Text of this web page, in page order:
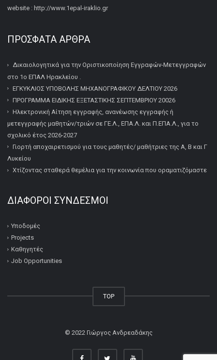
website : http://www.1epal-iraklio.gr
ΠΡΌΣΦΑΤΑ ΆΡΘΡΑ
Δικαιολογητικά για την Οριστικοποίηση Εγγραφών-Μετεγγραφών
στο 1ο ΕΠΑΛ Ηρακλείου .
ΕΓΚΥΚΛΙΟΣ ΥΠΟΒΟΛΗΣ ΜΗΧΑΝΟΓΡΑΦΙΚΟΥ ΔΕΛΤΙΟΥ 2026
ΠΡΟΓΡΑΜΜΑ ΕΙΔΙΚΗΣ ΕΞΕΤΑΣΤΙΚΗΣ ΣΕΠΤΕΜΒΡΙΟΥ 20026
Ηλεκτρονική Αίτηση εγγραφής, ανανέωσης εγγραφής ή
μετεγγραφής μαθητών/τριών σε ΓΕ.Λ., ΕΠΑ.Λ. και Π.ΕΠΑ.Λ., για το
σχολικό έτος 2026-2027
Γιορτή αποχαιρετισμού για τους μαθητές/ μαθήτριες της Α, Β και Γ
Λυκείου
Χτίζοντας σταθερά θεμέλια για την κοινωνία που οραματιζόμαστε
ΔΙΆΦΟΡΟΙ ΣΎΝΔΕΣΜΟΙ
Υποδομές
Projects
Καθηγητές
Job Opportunities
TOP
© 2022 Γιώργος Ανδρεαδάκης